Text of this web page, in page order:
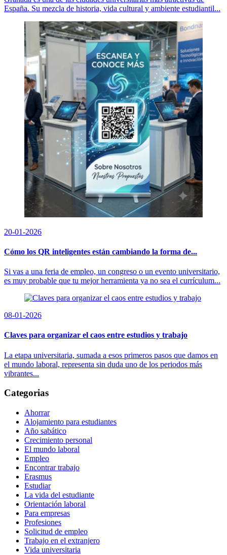
España. Su mezcla de historia, vida cultural y ambiente estudiantil...
20-01-2026
Cómo los QR inteligentes están cambiando la forma de...
Si vas a una feria de empleo, un congreso o un evento universitario,
es muy probable que tu mejor herramienta ya no sea el currículum...
08-01-2026
Claves para organizar el caos entre estudios y trabajo
La etapa universitaria, sumada a esos primeros pasos que damos en
el mundo laboral, representa sin duda uno de los periodos más
vibrantes...
Categorias
Ahorrar
Alojamiento para estudiantes
Año sabático
Crecimiento personal
El mundo laboral
Empleo
Encontrar trabajo
Erasmus
Estudiar
La vida del estudiante
Orientación laboral
Para empresas
Profesiones
Solicitud de empleo
Trabajo en el extranjero
Vida universitaria